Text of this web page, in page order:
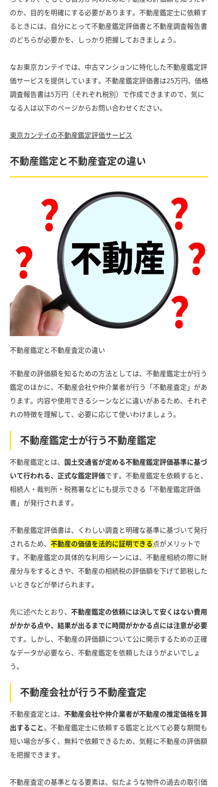
のか、目的を明確にする必要があります。不動産鑑定士に依頼す
るときには、自分にとって不動産鑑定評価書と不動産調査報告書
のどちらが必要かを、しっかり把握しておきましょう。
なお東京カンテイでは、中古マンションに特化した不動産鑑定評
価サービスを提供しています。不動産鑑定評価書は25万円、価格
調査報告書は5万円（それぞれ税別）で作成できますので、気に
なる人は以下のページからお問い合わせください。
東京カンテイの不動産鑑定評価サービス
不動産鑑定と不動産査定の違い
不動産鑑定と不動産査定の違い
不動産の評価額を知るための方法としては、不動産鑑定士が行う
鑑定のほかに、不動産会社や仲介業者が行う「不動産査定」があ
ります。内容や使用できるシーンなどに違いがあるため、それぞ
れの特徴を理解して、必要に応じて使いわけましょう。
不動産鑑定士が行う不動産鑑定
不動産鑑定とは、 国土交通省が定める不動産鑑定評価基準に基づ
いて行われる、正式な鑑定評価です。不動産鑑定を依頼すると、
相続人・裁判所・税務署などにも提示できる「不動産鑑定評価
書」が発行されます。
不動産鑑定評価書は、くわしい調査と明確な基準に基づいて発行
されるため、 不動産の価値を法的に証明できる点がメリットで
す。不動産鑑定の具体的な利用シーンには、不動産相続の際に財
産分与をするときや、不動産の相続税の評価額を下げて節税した
いときなどが挙げられます。
先に述べたとおり、 不動産鑑定の依頼には決して安くはない費用
がかかる点や、結果が出るまでに時間がかかる点には注意が必要
です。しかし、不動産の評価額について公に開示するための正確
なデータが必要なら、不動産鑑定を依頼したほうがよいでしょ
う。
不動産会社が行う不動産査定
不動産査定とは、 不動産会社や仲介業者が不動産の推定価格を算
出すること。不動産鑑定士に依頼する鑑定と比べて必要な期間も
短い場合が多く、無料で依頼できるため、気軽に不動産の評価額
を把握できます。
不動産査定の基準となる要素は、似たような物件の過去の取引価